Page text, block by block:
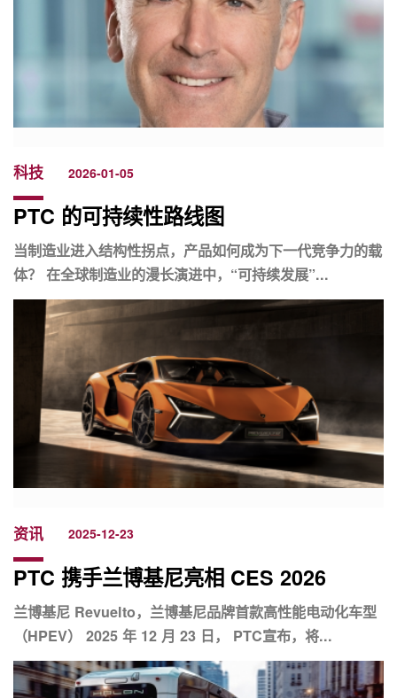
科技 2026-01-05
PTC 的可持续性路线图
当制造业进入结构性拐点，产品如何成为下一代竞争力的载
体？ 在全球制造业的漫长演进中，“可持续发展”...
资讯 2025-12-23
PTC 携手兰博基尼亮相 CES 2026
兰博基尼 Revuelto，兰博基尼品牌首款高性能电动化车型
（HPEV） 2025 年 12 月 23 日， PTC宣布，将...